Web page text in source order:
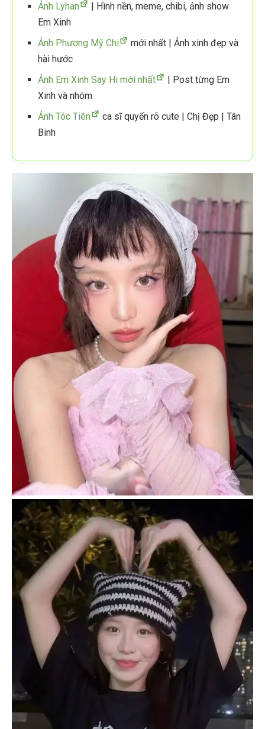
Ảnh Lyhan
| Hình nền, meme, chibi, ảnh show
Em Xinh
Ảnh Phương Mỹ Chi
mới nhất | Ảnh xinh đẹp và
hài hước
Ảnh Em Xinh Say Hi mới nhất
| Post từng Em
Xinh và nhóm
Ảnh Tóc Tiên
ca sĩ quyến rõ cute | Chị Đẹp | Tân
Binh